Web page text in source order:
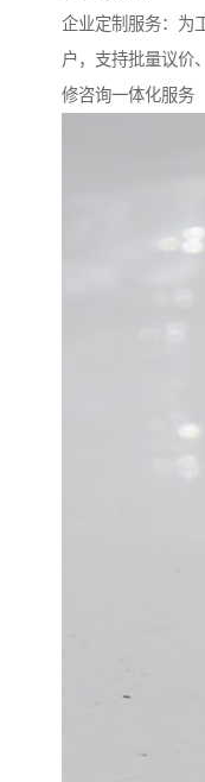
企业定制服务：为
户，支持批量议价
修咨询一体化服务